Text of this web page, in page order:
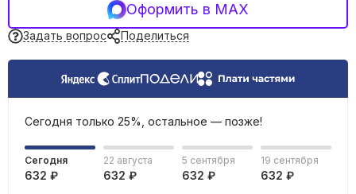
Оформить в MAX
Задать вопрос Поделиться
Сегодня только 25%, остальное — позже!
Сегодня
632 ₽
22 августа
632 ₽
5 сентября
632 ₽
19 сентября
632 ₽